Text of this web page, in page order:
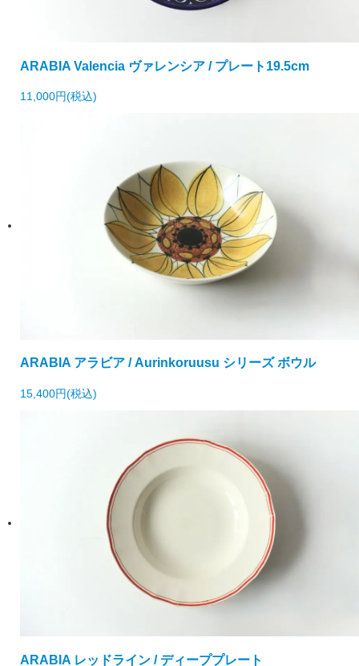
ARABIA Valencia ヴァレンシア / プレート19.5cm
11,000円(税込)
ARABIA アラビア / Aurinkoruusu シリーズ ボウル
15,400円(税込)
ARABIA レッドライン / ディーププレート